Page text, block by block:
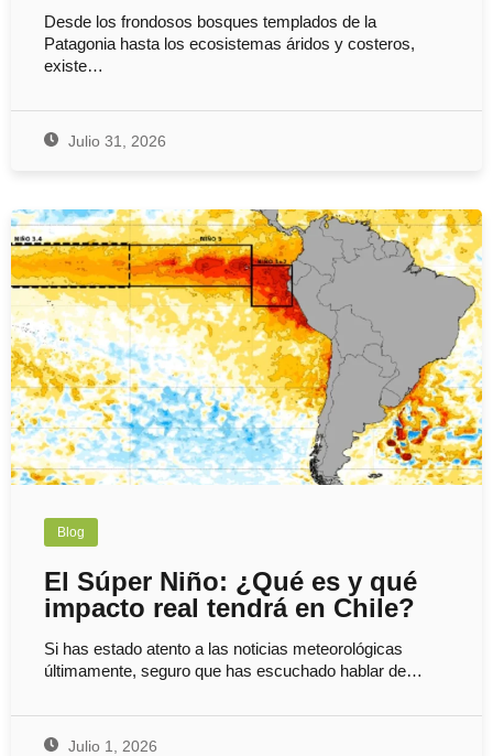
Desde los frondosos bosques templados de la
Patagonia hasta los ecosistemas áridos y costeros,
existe…
Julio 31, 2026
Blog
El Súper Niño: ¿Qué es y qué
impacto real tendrá en Chile?
Si has estado atento a las noticias meteorológicas
últimamente, seguro que has escuchado hablar de…
Julio 1, 2026